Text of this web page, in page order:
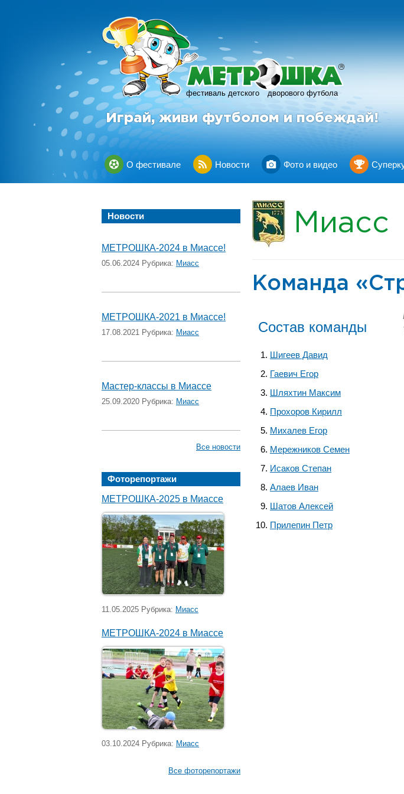
фестиваль детского дворового футбола
R
Играй, живи футболом и побеждай!
О фестивале Новости Фото и видео
Новости
МЕТРОШКА-2024 в Миассе!
05.06.2024 Рубрика: Миасс
МЕТРОШКА-2021 в Миассе!
17.08.2021 Рубрика: Миасс
Мастер-классы в Миассе
25.09.2020 Рубрика: Миасс
Все новости
Фоторепортажи
МЕТРОШКА-2025 в Миассе
11.05.2025 Рубрика: Миасс
МЕТРОШКА-2024 в Миассе
03.10.2024 Рубрика: Миасс
Все фоторепортажи
Миасс
Команда
Состав команды
Шигеев Давид
Гаевич Егор
Шляхтин Максим
Прохоров Кирилл
Михалев Егор
Мережников Семен
Исаков Степан
Алаев Иван
Шатов Алексей
Прилепин Петр